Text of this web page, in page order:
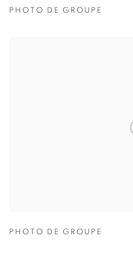
PHOTO DE GROUPE
PHOTO DE GROUPE